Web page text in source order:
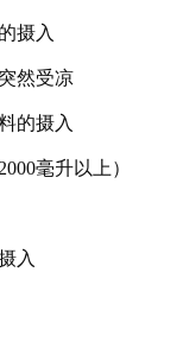
摄入
然受凉
的摄入
毫升以上）
入